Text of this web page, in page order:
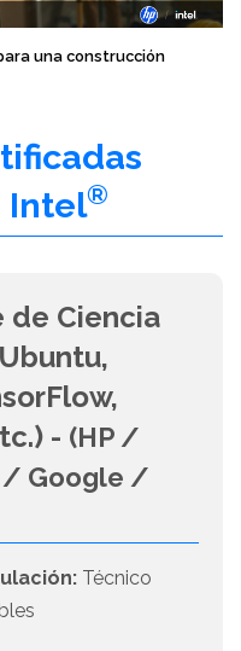
una construcción
Intel®
de Ciencia
- (HP /
/ Google /
Técnico